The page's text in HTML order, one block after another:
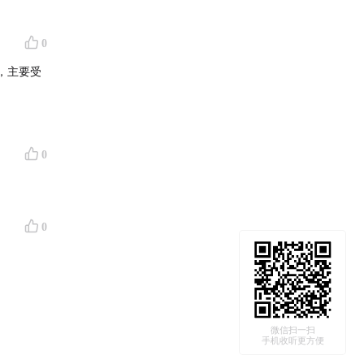
健
a
0
主要受
0
0
微信扫一扫
手机收听更方便